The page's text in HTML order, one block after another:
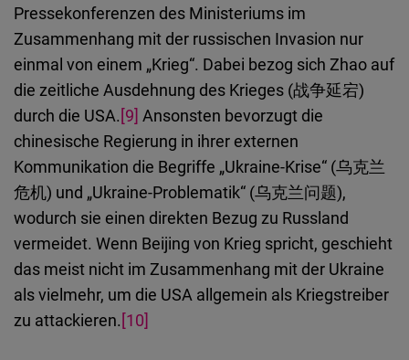
Pressekonferenzen des Ministeriums im
Zusammenhang mit der russischen Invasion nur
einmal von einem „Krieg“. Dabei bezog sich Zhao auf
die zeitliche Ausdehnung des Krieges (战争延宕)
durch die USA.[9] Ansonsten bevorzugt die
chinesische Regierung in ihrer externen
Kommunikation die Begriffe „Ukraine-Krise“ (乌克兰
危机) und „Ukraine-Problematik“ (乌克兰问题),
wodurch sie einen direkten Bezug zu Russland
vermeidet. Wenn Beijing von Krieg spricht, geschieht
das meist nicht im Zusammenhang mit der Ukraine
als vielmehr, um die USA allgemein als Kriegstreiber
zu attackieren.[10]